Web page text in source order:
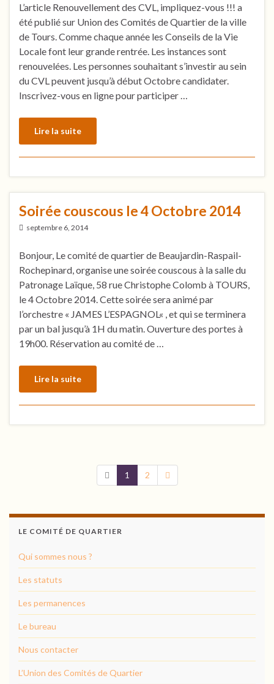
L’article Renouvellement des CVL, impliquez-vous !!! a
été publié sur Union des Comités de Quartier de la ville
de Tours. Comme chaque année les Conseils de la Vie
Locale font leur grande rentrée. Les instances sont
renouvelées. Les personnes souhaitant s’investir au sein
du CVL peuvent jusqu’à début Octobre candidater.
Inscrivez-vous en ligne pour participer …
Lire la suite
Soirée couscous le 4 Octobre 2014
septembre 6, 2014
Bonjour, Le comité de quartier de Beaujardin-Raspail-
Rochepinard, organise une soirée couscous à la salle du
Patronage Laïque, 58 rue Christophe Colomb à TOURS,
le 4 Octobre 2014. Cette soirée sera animé par
l’orchestre « JAMES L’ESPAGNOL« , et qui se terminera
par un bal jusqu’à 1H du matin. Ouverture des portes à
19h00. Réservation au comité de …
Lire la suite
1 2
LE COMITÉ DE QUARTIER
Qui sommes nous ?
Les statuts
Les permanences
Le bureau
Nous contacter
L’Union des Comités de Quartier